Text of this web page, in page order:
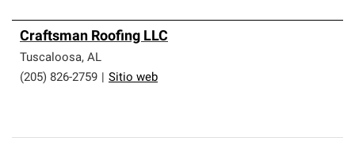
Craftsman Roofing LLC
Tuscaloosa, AL
(205) 826-2759
Sitio web